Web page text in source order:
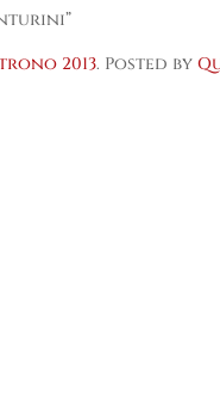
2013. Posted by